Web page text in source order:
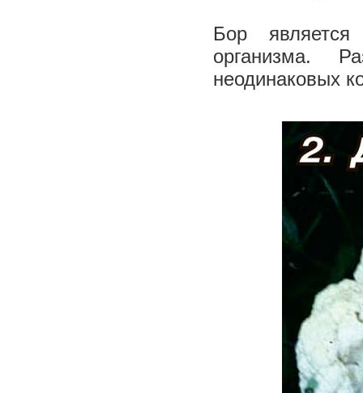
Бор является
организма.
неодинаковых